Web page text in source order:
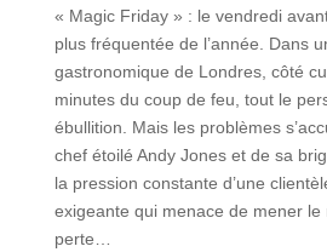
« Magic Friday » : le vendredi
plus fréquentée de l’année. Dans
gastronomique de Londres, côté
minutes du coup de feu, tout le
ébullition. Mais les problèmes
chef étoilé Andy Jones et de sa
la pression constante d’une
exigeante qui menace de mener le
perte…